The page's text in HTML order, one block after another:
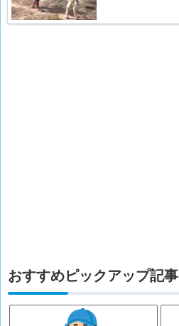
おすすめピックアップ記事